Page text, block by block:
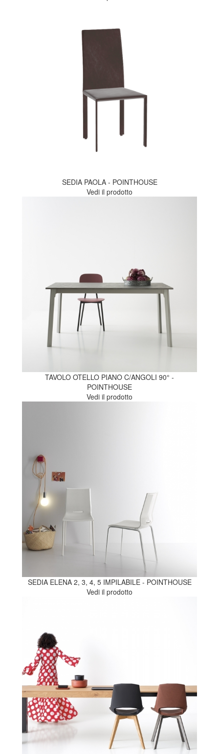
SEDIA PAOLA - POINTHOUSE
Vedi il prodotto
TAVOLO OTELLO PIANO C/ANGOLI 90° -
POINTHOUSE
Vedi il prodotto
SEDIA ELENA 2, 3, 4, 5 IMPILABILE - POINTHOUSE
Vedi il prodotto